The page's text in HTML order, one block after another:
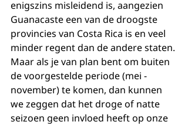
enigszins misleidend is, aangezien
Guanacaste een van de droogste
provincies van Costa Rica is en veel
minder regent dan de andere staten.
Maar als je van plan bent om buiten
de voorgestelde periode (mei -
november) te komen, dan kunnen
we zeggen dat het droge of natte
seizoen geen invloed heeft op onze